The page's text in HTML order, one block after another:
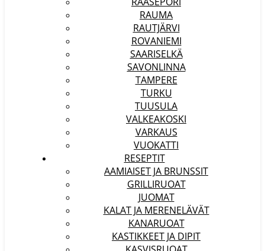
RAUMA
RAUTJÄRVI
ROVANIEMI
SAARISELKÄ
SAVONLINNA
TAMPERE
TURKU
TUUSULA
VALKEAKOSKI
VARKAUS
VUOKATTI
RESEPTIT
AAMIAISET JA BRUNSSIT
GRILLIRUOAT
JUOMAT
KALAT JA MERENELÄVÄT
KANARUOAT
KASTIKKEET JA DIPIT